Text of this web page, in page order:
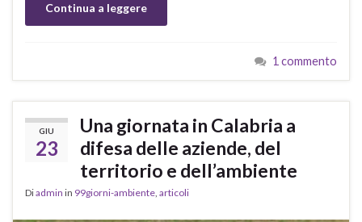
Continua a leggere
1 commento
GIU
23
Una giornata in Calabria a
difesa delle aziende, del
territorio e dell’ambiente
Diadmin in 99giorni-ambiente, articoli